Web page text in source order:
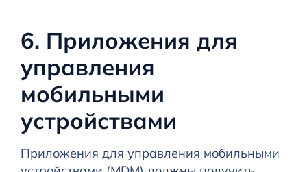
6. Приложения для
управления
мобильными
устройствами
Приложения для управления мобильными